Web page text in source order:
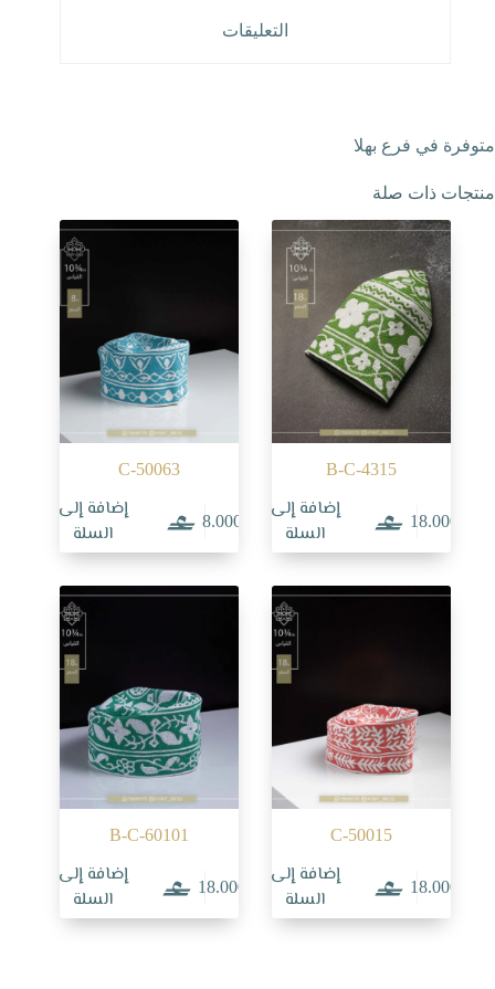
التعليقات
متوفرة في فرع بهلا
منتجات ذات صلة
B-C-4315
18.000
إضافة إلى
السلة
C-50063
8.000
إضافة إلى
السلة
C-50015
18.000
إضافة إلى
السلة
B-C-60101
18.000
إضافة إلى
السلة